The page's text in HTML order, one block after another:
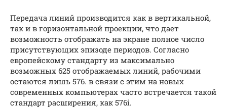
Передача линий производится как в вертикальной,
так и в горизонтальной проекции, что дает
возможность отображать на экране полное число
присутствующих эпизоде периодов. Согласно
европейскому стандарту из максимально
возможных 625 отображаемых линий, рабочими
остаются лишь 576. в связи с этим на новых
современных компьютерах часто встречается такой
стандарт расширения, как 576i.